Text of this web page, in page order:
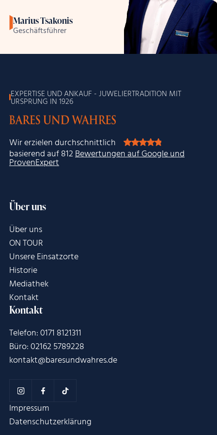
Marius Tsakonis
Geschäftsführer
EXPERTISE UND ANKAUF - JUWELIERTRADITION MIT
URSPRUNG IN 1926
Wir erzielen durchschnittlich
basierend auf 812Bewertungen auf Google und
ProvenExpert
Über uns
Über uns
ON TOUR
Unsere Einsatzorte
Historie
Mediathek
Kontakt
Kontakt
Telefon: 0171 8121311
Büro: 02162 5789228
kontakt@baresundwahres.de
Impressum
Datenschutzerklärung